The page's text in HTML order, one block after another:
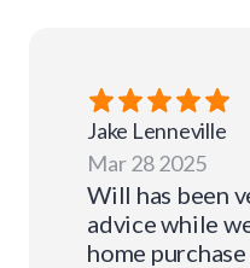
Jake Lenneville
Mar 28 2025
Will has been
advice while
home purchase